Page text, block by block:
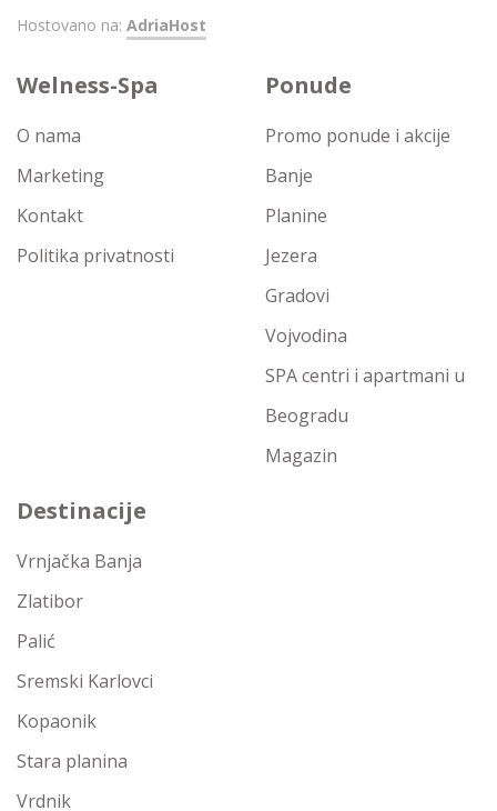
Hostovano na: AdriaHost
Welness-Spa
O nama
Marketing
Kontakt
Politika privatnosti
Ponude
Promo ponude i akcije
Banje
Planine
Jezera
Gradovi
Vojvodina
SPA centri i apartmani u
Beogradu
Magazin
Destinacije
Vrnjačka Banja
Zlatibor
Palić
Sremski Karlovci
Kopaonik
Stara planina
Vrdnik